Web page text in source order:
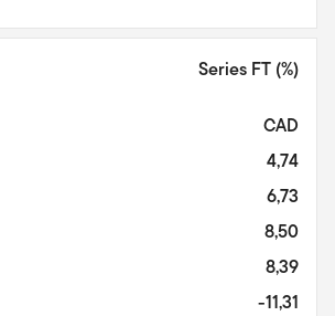
Series FT (%)
CAD
4,74
6,73
8,50
8,39
-11,31